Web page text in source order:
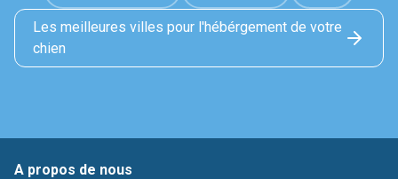
Les meilleures villes pour l'hébérgement de votre
chien
A propos de nous